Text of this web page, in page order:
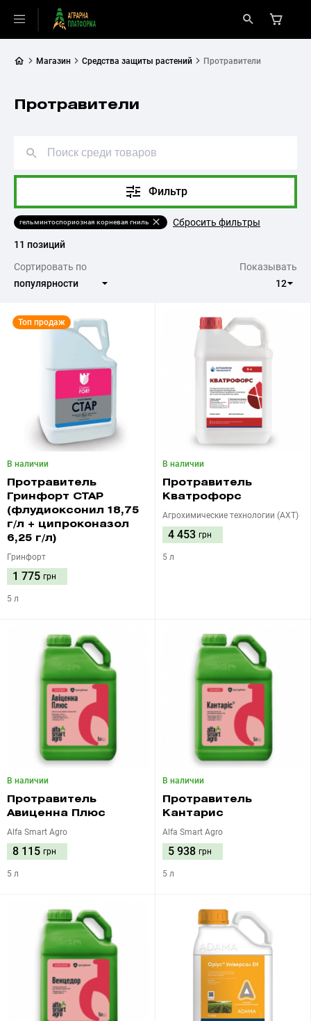
Магазин Средства защиты растений Протравители
Протравители
гельминтоспориозная корневая гниль Сбросить фильтры
Фильтр
11 позиций
Сортировать по
Показывать
Топ продаж
В наличии
Протравитель
Гринфорт СТАР
(флудиоксонил 18,75
г/л + ципроконазол
6,25 г/л)
Гринфорт
1 775 грн
5 л
В наличии
Протравитель
Кватрофорс
Агрохимические технологии (АХТ)
4 453 грн
5 л
В наличии
Протравитель
Авиценна Плюс
Alfa Smart Agro
8 115 грн
5 л
В наличии
Протравитель
Кантарис
Alfa Smart Agro
5 938 грн
5 л